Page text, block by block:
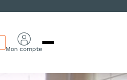
Mon compte